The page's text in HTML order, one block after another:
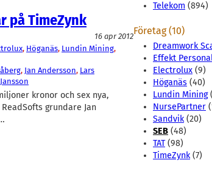
på TimeZynk
16 apr 2012
, Höganäs, Lundin Mining
, Jan Andersson, Lars
kronor och sex nya,
grundare Jan
Telekom (894)
Företag (10)
Dreamwork
Effekt
Electrolux (9)
Höganäs (40)
Lundin Mining
NursePartner
Sandvik(20)
SEB (48)
TAT(98)
TimeZynk(7)